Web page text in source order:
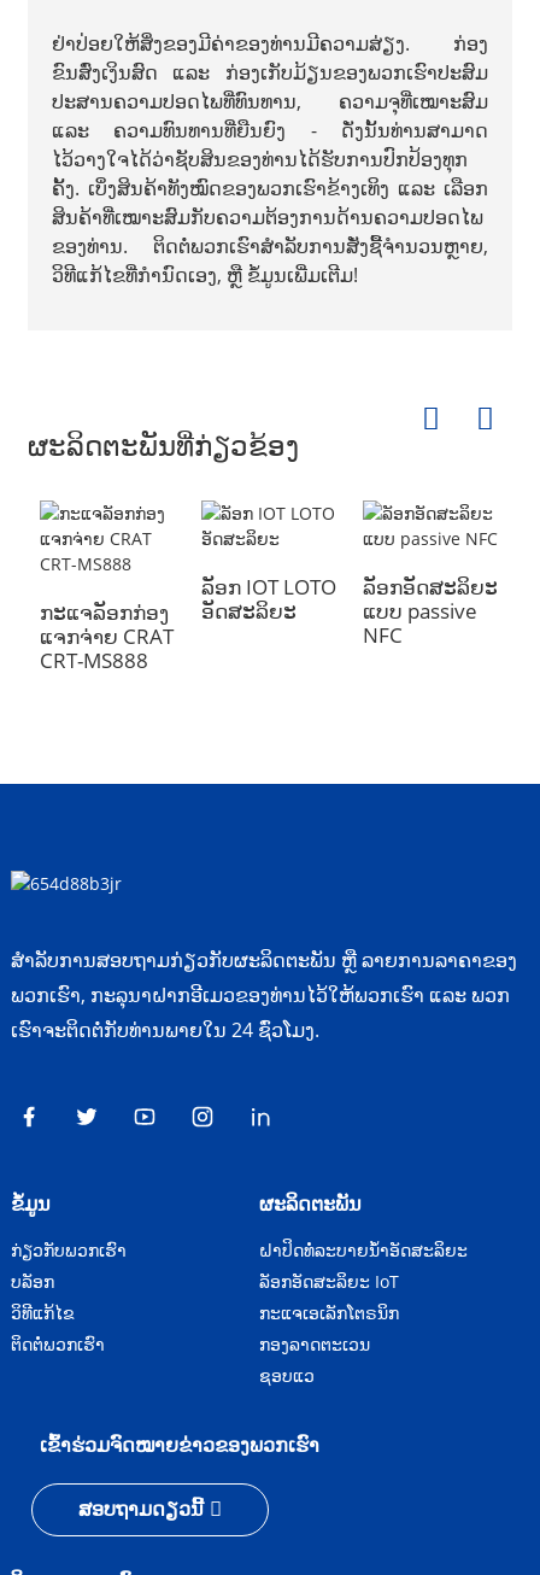
ຢ່າປ່ອຍໃຫ້ສິ່ງຂອງມີຄ່າຂອງທ່ານມີຄວາມສ່ຽງ. ກ່ອງ
ຂົນສົ່ງເງິນສົດ ແລະ ກ່ອງເກັບມ້ຽນຂອງພວກເຮົາປະສົມ
ປະສານຄວາມປອດໄພທີ່ທົນທານ, ຄວາມຈຸທີ່ເໝາະສົມ
ແລະ ຄວາມທົນທານທີ່ຍືນຍົງ - ດັ່ງນັ້ນທ່ານສາມາດ
ໄວ້ວາງໃຈໄດ້ວ່າຊັບສິນຂອງທ່ານໄດ້ຮັບການປົກປ້ອງທຸກ
ຄັ້ງ. ເບິ່ງສິນຄ້າທັງໝົດຂອງພວກເຮົາຂ້າງເທິງ ແລະ ເລືອກ
ສິນຄ້າທີ່ເໝາະສົມກັບຄວາມຕ້ອງການດ້ານຄວາມປອດໄພ
ຂອງທ່ານ. ຕິດຕໍ່ພວກເຮົາສຳລັບການສັ່ງຊື້ຈຳນວນຫຼາຍ,
ວິທີແກ້ໄຂທີ່ກຳນົດເອງ, ຫຼື ຂໍ້ມູນເພີ່ມເຕີມ!
ຜະລິດຕະພັນທີ່ກ່ຽວຂ້ອງ
ກະແຈລັອກກ່ອງ
ແຈກຈ່າຍ CRAT
CRT-MS888
ລັອກ IOT LOTO
ອັດສະລິຍະ
ລັອກອັດສະລິຍະ
ແບບ passive
NFC
ສຳລັບການສອບຖາມກ່ຽວກັບຜະລິດຕະພັນ ຫຼື ລາຍການລາຄາຂອງ
ພວກເຮົາ, ກະລຸນາຝາກອີເມວຂອງທ່ານໄວ້ໃຫ້ພວກເຮົາ ແລະ ພວກ
ເຮົາຈະຕິດຕໍ່ກັບທ່ານພາຍໃນ 24 ຊົ່ວໂມງ.
ຂໍ້ມູນ
ກ່ຽວກັບພວກເຮົາ
ບລັອກ
ວິທີແກ້ໄຂ
ຕິດຕໍ່ພວກເຮົາ
ຜະລິດຕະພັນ
ຝາປິດທໍ່ລະບາຍນ້ຳອັດສະລິຍະ
ລັອກອັດສະລິຍະ IoT
ກະແຈເອເລັກໂຕຣນິກ
ກອງລາດຕະເວນ
ຊອບແວ
ເຂົ້າຮ່ວມຈົດໝາຍຂ່າວຂອງພວກເຮົາ
ສອບຖາມດຽວນີ້